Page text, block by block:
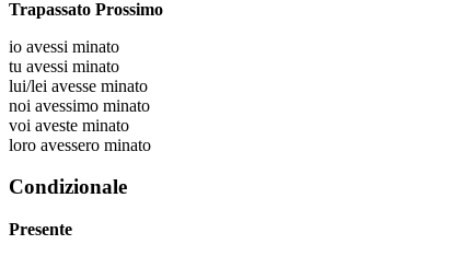
Trapassato Prossimo
io avessi minato
tu avessi minato
lui/lei avesse minato
noi avessimo minato
voi aveste minato
loro avessero minato
Condizionale
Presente